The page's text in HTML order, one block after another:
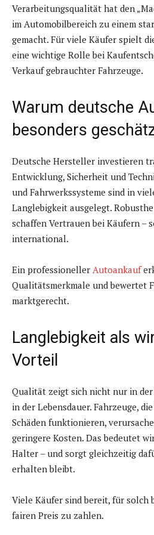
Verarbeitungsqualität hat den
im Automobilbereich zu einem
gemacht. Für viele Käufer spielt
eine wichtige Rolle bei
Verkauf gebrauchter Fahrzeuge.
Warum deutsche
besonders
Deutsche Hersteller investieren
Entwicklung, Sicherheit und
und Fahrwerkssysteme sind in
Langlebigkeit ausgelegt.
schaffen Vertrauen bei Käufern –
international.
Ein professioneller Autoankauf
Qualitätsmerkmale und bewertet
marktgerecht.
Langlebigkeit als
Vorteil
Qualität zeigt sich nicht nur in der
in der Lebensdauer. Fahrzeuge,
Schäden funktionieren,
geringere Kosten. Das bedeutet
Halter – und sorgt gleichzeitig
erhalten bleibt.
Viele Käufer sind bereit, für solch
fairen Preis zu zahlen.